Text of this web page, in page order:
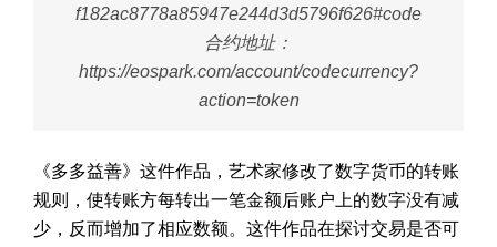
f182ac8778a85947e244d3d5796f626#code
合约地址：
https://eospark.com/account/codecurrency?
action=token
《多多益善》这件作品，艺术家修改了数字货币的转账
规则，使转账方每转出一笔金额后账户上的数字没有减
少，反而增加了相应数额。这件作品在探讨交易是否可